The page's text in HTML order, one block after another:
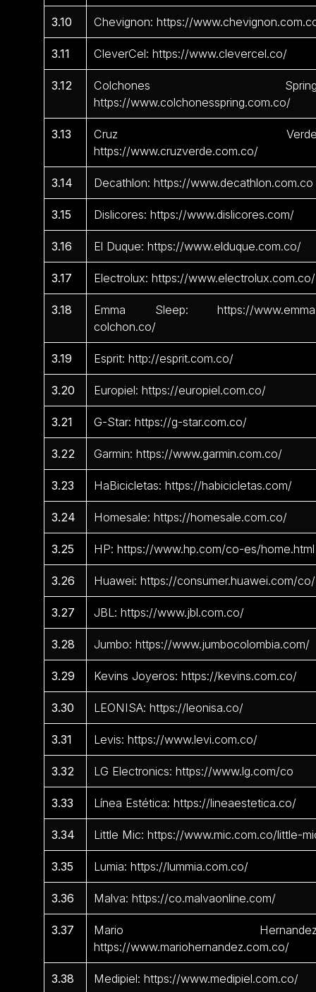
3.10 Chevignon: https://
3.11 CleverCel: https://www.clevercel.co/
3.12
Colchones
https://www.colchonesspring.com.co/
3.13
Cruz
https://www.cruzverde.com.co/
3.14 Decathlon: https://www.decathlon.com.co
3.15 Dislicores: https://www.dislicores.com/
3.16 El Duque: https://www.elduque.com.co/
3.17 Electrolux: https://www.electrolux.com.co/
3.18
Emma Sleep: https://
colchon.co/
3.19 Esprit: http://esprit.com.co/
3.20 Europiel: https://europiel.com.co/
3.21 G-Star: https://g-star.com.co/
3.22 Garmin: https://www.garmin.com.co/
3.23 HaBicicletas: https://habicicletas.com/
3.24 Homesale: https://homesale.com.co/
3.25 HP: https://www.hp.com/co-es/home.html
3.26 Huawei: https://consumer.huawei.com/co/
3.27 JBL: https://www.jbl.com.co/
3.28 Jumbo: https://www.jumbocolombia.com/
3.29 Kevins Joyeros: https://kevins.com.co/
3.30 LEONISA: https://leonisa.co/
3.31 Levis: https://www.levi.com.co/
3.32 LG Electronics: https://www.lg.com/co
3.33 Línea Estética: https://lineaestetica.co/
3.34 Little Mic: https://www.mic.com.co/little-
3.35 Lumia: https://lummia.com.co/
3.36 Malva: https://co.malvaonline.com/
3.37
Mario
https://www.mariohernandez.com.co/
3.38 Medipiel: https://www.medipiel.com.co/